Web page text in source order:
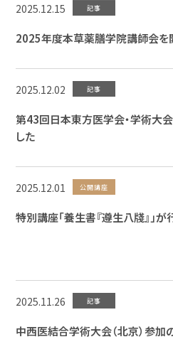
2025.12.15 記事
2025年度本草薬膳学院講師会を
2025.12.02 記事
第43回日本東方医学会・学術大
した
2025.12.01 公開講座
特別講座「養生書『遵生八牋』」
2025.11.26 記事
中西医結合学術大会（北京）参加